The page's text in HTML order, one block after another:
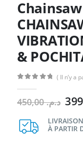
&
( Il n’y a
د.م.450,00 Le
À PARTIR